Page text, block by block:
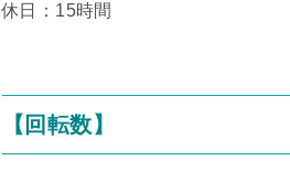
休日：15時間
【回転数】